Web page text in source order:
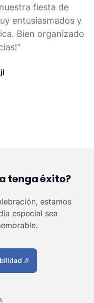
fiesta de
entusiasmados y
Bien organizado
tenga éxito?
estamos
especial sea
🎉